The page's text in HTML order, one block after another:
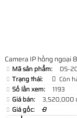
Camera IP hồng ngoại
Mã sản phẩm:
DS-
Trạng thái:
Còn
Số lần xem:
1193
Giá bán:
3,520,000
Giá gốc:
0